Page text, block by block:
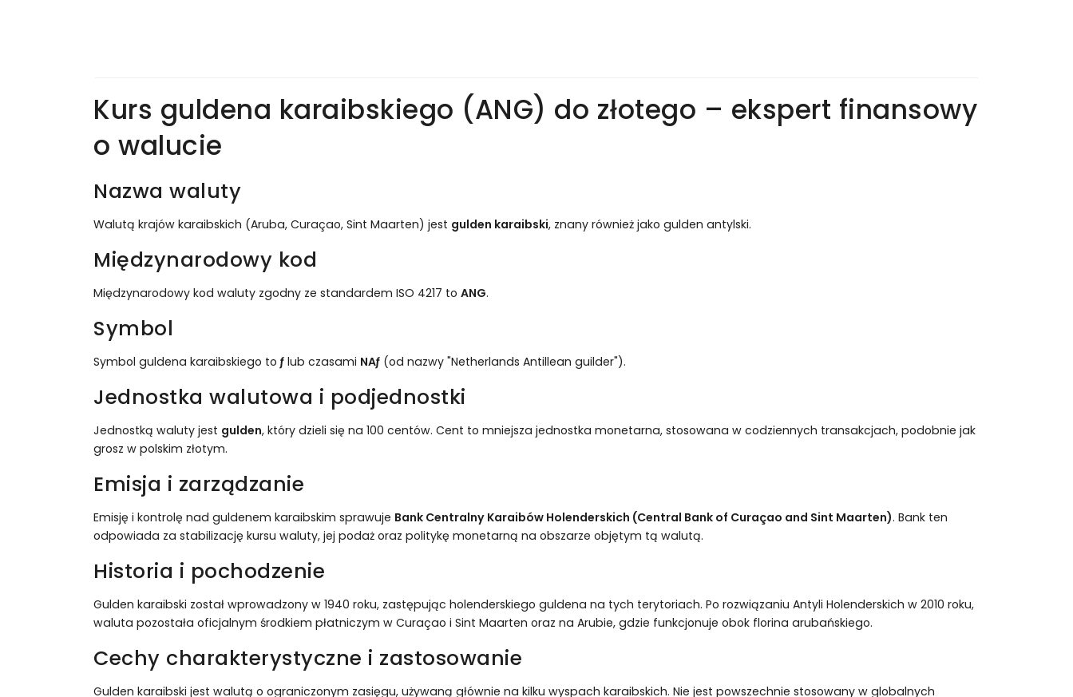
Kurs guldena karaibskiego (ANG) do złotego – ekspert finansowy
o walucie
Nazwa waluty
Walutą krajów karaibskich (Aruba, Curaçao, Sint Maarten) jest gulden karaibski, znany również jako gulden antylski.
Międzynarodowy kod
Międzynarodowy kod waluty zgodny ze standardem ISO 4217 to ANG.
Symbol
Symbol guldena karaibskiego to ƒ lub czasami NAƒ (od nazwy "Netherlands Antillean guilder").
Jednostka walutowa i podjednostki
Jednostką waluty jest gulden, który dzieli się na 100 centów. Cent to mniejsza jednostka monetarna, stosowana w codziennych transakcjach, podobnie jak
grosz w polskim złotym.
Emisja i zarządzanie
Emisję i kontrolę nad guldenem karaibskim sprawuje Bank Centralny Karaibów Holenderskich (Central Bank of Curaçao and Sint Maarten). Bank ten
odpowiada za stabilizację kursu waluty, jej podaż oraz politykę monetarną na obszarze objętym tą walutą.
Historia i pochodzenie
Gulden karaibski został wprowadzony w 1940 roku, zastępując holenderskiego guldena na tych terytoriach. Po rozwiązaniu Antyli Holenderskich w 2010 roku,
waluta pozostała oficjalnym środkiem płatniczym w Curaçao i Sint Maarten oraz na Arubie, gdzie funkcjonuje obok florina arubańskiego.
Cechy charakterystyczne i zastosowanie
Gulden karaibski jest walutą o ograniczonym zasięgu, używaną głównie na kilku wyspach karaibskich. Nie jest powszechnie stosowany w globalnych